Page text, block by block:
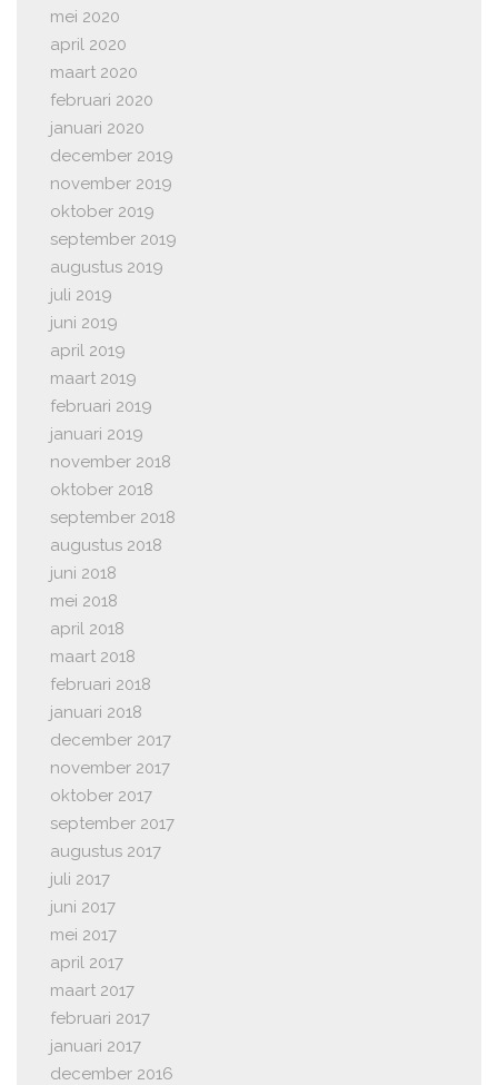
mei 2020
april 2020
maart 2020
februari 2020
januari 2020
december 2019
november 2019
oktober 2019
september 2019
augustus 2019
juli 2019
juni 2019
april 2019
maart 2019
februari 2019
januari 2019
november 2018
oktober 2018
september 2018
augustus 2018
juni 2018
mei 2018
april 2018
maart 2018
februari 2018
januari 2018
december 2017
november 2017
oktober 2017
september 2017
augustus 2017
juli 2017
juni 2017
mei 2017
april 2017
maart 2017
februari 2017
januari 2017
december 2016